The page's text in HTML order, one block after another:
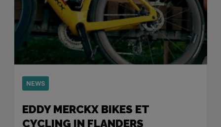
NEWS
EDDY MERCKX BIKES ET
CYCLING IN FLANDERS